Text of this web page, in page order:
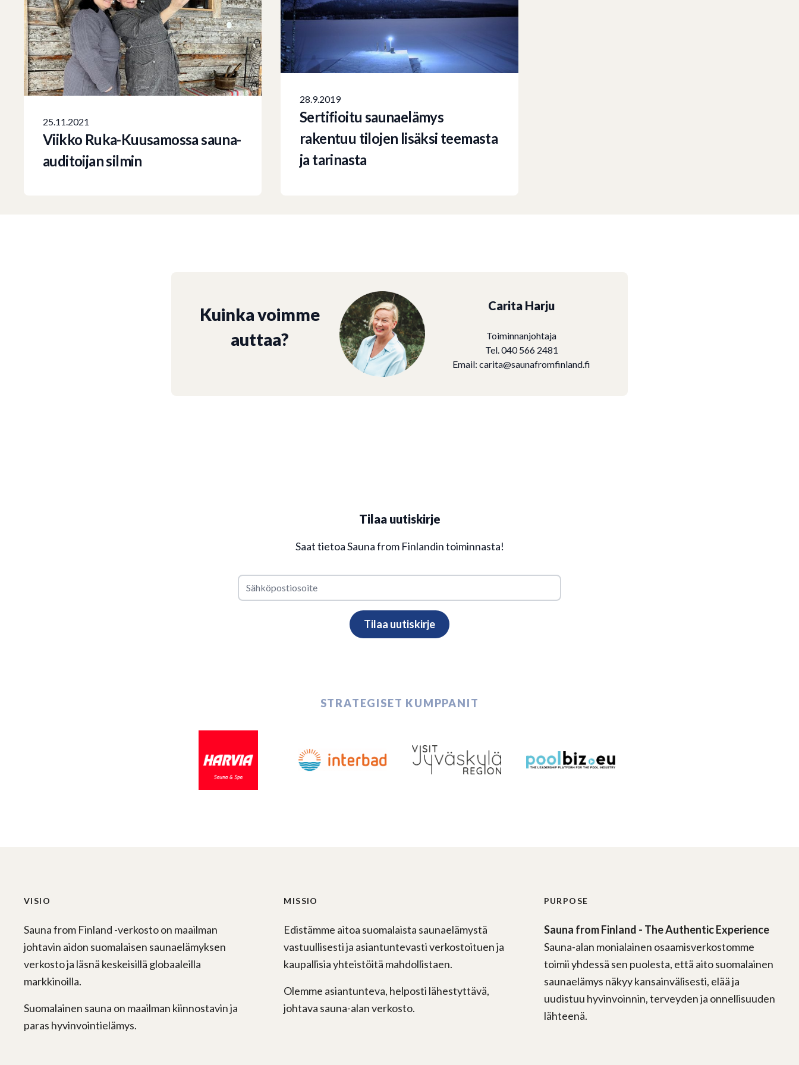
25.11.2021
Viikko Ruka-Kuusamossa sauna-
auditoijan silmin
28.9.2019
Sertifioitu saunaelämys
rakentuu tilojen lisäksi teemasta
ja tarinasta
Kuinka voimme
auttaa?
Carita Harju
Toiminnanjohtaja
Tel. 040 566 2481
Email:carita@saunafromfinland.fi
Tilaa uutiskirje
Saat tietoa Sauna from Finlandin toiminnasta!
STRATEGISET KUMPPANIT
VISIO
Sauna from Finland -verkosto on maailman
johtavin aidon suomalaisen saunaelämyksen
verkosto ja läsnä keskeisillä globaaleilla
markkinoilla.
Suomalainen sauna on maailman kiinnostavin ja
paras hyvinvointielämys.
MISSIO
Edistämme aitoa suomalaista saunaelämystä
vastuullisesti ja asiantuntevasti verkostoituen ja
kaupallisia yhteistöitä mahdollistaen.
Olemme asiantunteva, helposti lähestyttävä,
johtava sauna-alan verkosto.
PURPOSE
Sauna from Finland - The Authentic Experience
Sauna-alan monialainen osaamisverkostomme
toimii yhdessä sen puolesta, että aito suomalainen
saunaelämys näkyy kansainvälisesti, elää ja
uudistuu hyvinvoinnin, terveyden ja onnellisuuden
lähteenä.